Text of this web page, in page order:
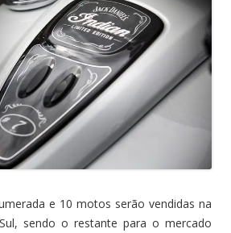
e 10 motos serão vendidas na
sendo o restante para o mercado